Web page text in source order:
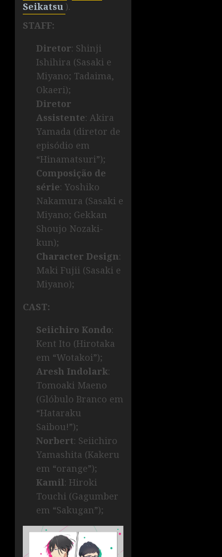
Seikatsu ).
STAFF:
Diretor: Shinji
Ishihira (Sasaki e
Miyano; Tadaima,
Okaeri);
Diretor
Assistente: Akira
Yamada (diretor de
episódio em
“Hinamatsuri”);
Composição de
série: Yoshiko
Nakamura (Sasaki e
Miyano; Gekkan
Shoujo Nozaki-
kun);
Character Design:
Maki Fujii (Sasaki e
Miyano);
CAST:
Seiichiro Kondo:
Kent Ito (Hirotaka
em “Wotakoi”);
Aresh Indolark:
Tomoaki Maeno
(Glóbulo Branco em
“Hataraku
Saibou!”);
Norbert: Seiichiro
Yamashita (Kakeru
em “orange”);
Kamil: Hiroki
Touchi (Gagumber
em “Sakugan”);